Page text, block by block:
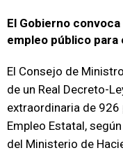
El Gobierno
empleo público para
El Consejo de
de un Real Decreto-
extraordinaria de 926
Empleo Estatal,
del Ministerio de